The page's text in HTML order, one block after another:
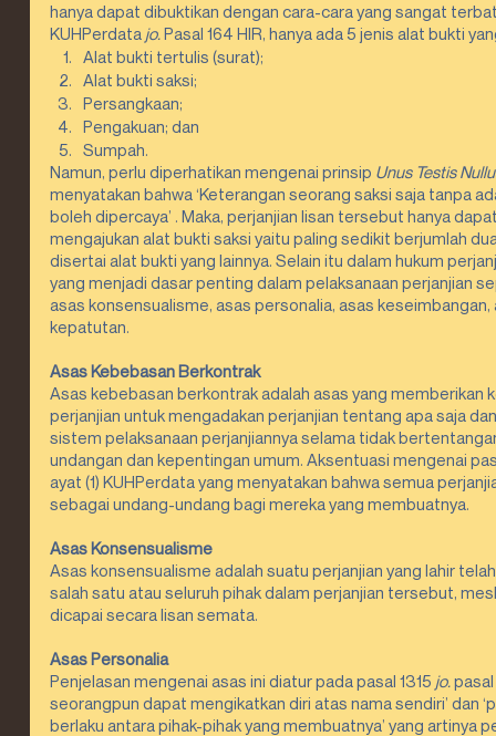
hanya dapat dibuktikan dengan cara-cara yang sangat
KUHPerdata jo. Pasal 164 HIR, hanya ada 5 jenis alat bukti
Alat bukti tertulis (surat);
Alat bukti saksi;
Persangkaan;
Pengakuan; dan
Sumpah.
Namun, perlu diperhatikan mengenai prinsip Unus Testis
menyatakan bahwa ‘Keterangan seorang saksi saja tanpa
boleh dipercaya’ . Maka, perjanjian lisan tersebut hanya
mengajukan alat bukti saksi yaitu paling sedikit berjumlah
disertai alat bukti yang lainnya. Selain itu dalam hukum
yang menjadi dasar penting dalam pelaksanaan perjanjian
asas konsensualisme, asas personalia, asas
kepatutan.
Asas Kebebasan Berkontrak
Asas kebebasan berkontrak adalah asas yang memberikan
perjanjian untuk mengadakan perjanjian tentang apa saja
sistem pelaksanaan perjanjiannya selama tidak
undangan dan kepentingan umum. Aksentuasi mengenai
ayat (1) KUHPerdata yang menyatakan bahwa semua
sebagai undang-undang bagi mereka yang membuatnya.
Asas Konsensualisme
Asas konsensualisme adalah suatu perjanjian yang lahir
salah satu atau seluruh pihak dalam perjanjian tersebut,
dicapai secara lisan semata.
Asas Personalia
Penjelasan mengenai asas ini diatur pada pasal 1315 jo.
seorangpun dapat mengikatkan diri atas nama sendiri’ dan
berlaku antara pihak-pihak yang membuatnya’ yang artinya